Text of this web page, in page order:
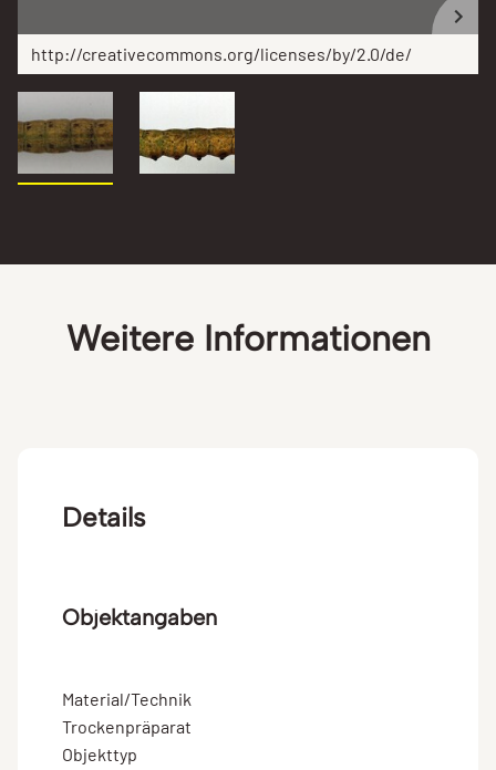
http://creativecommons.org/licenses/by/2.0/de/
Weitere Informationen
Details
Objektangaben
Material/Technik
Trockenpräparat
Objekttyp